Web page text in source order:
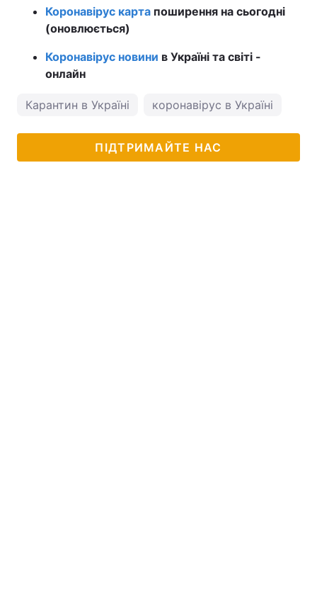
Коронавірус карта поширення на сьогодні
(оновлюється)
Коронавірус новини в Україні та світі -
онлайн
Карантин в Україні коронавірус в Україні
ПІДТРИМАЙТЕ НАС